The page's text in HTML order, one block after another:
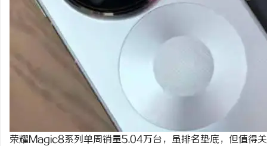
荣耀Magic8系列单周销量5.04万台，虽排名垫底，但值得